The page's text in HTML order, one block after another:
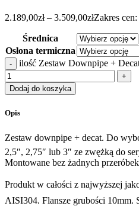
2.189,00zł – 3.509,00złZakres
Średnica
Osłona termiczna
ilość Zestaw Downpipe +
Dodaj do koszyka
Opis
Zestaw downpipe + decat. Do
2,5″, 2,75″ lub 3″ ze zwężką do
Montowane bez żadnych
Produkt w całości z najwyższej
AISI304. Flansze grubości 10mm.